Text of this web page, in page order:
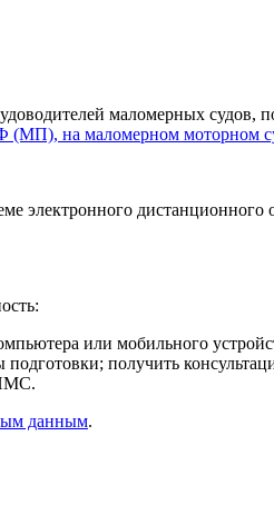
маломерных
на маломерном моторном
электронного
или мобильного
получить
данным.